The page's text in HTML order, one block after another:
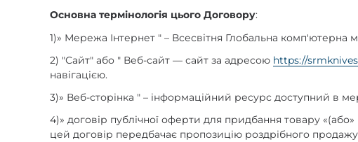
Основна термінологія цього Договору:
1)» Мережа Інтернет "– Всесвітня Глобальна комп'ютерна
2) "Сайт" або " Веб-сайт—сайт за адресою https://
навігацією.
3)» Веб-сторінка "– інформаційний ресурс доступний в
4)»договір публічної оферти для придбання товару«(або»
цей договір передбачає пропозицію роздрібного